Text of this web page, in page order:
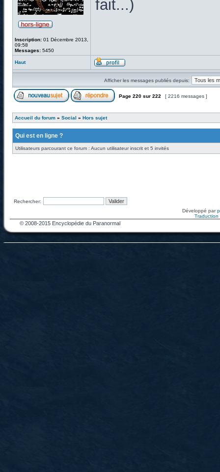
Inscription: 01 Décembre 2013,
09:58
Messages: 5450
fait...)
Haut
Afficher les messages publiés depuis:
Page 220 sur 222 [ 2216 messages ]
Accueil du forum » Social » Hors sujet
Qui est en ligne ?
Utilisateurs parcourant ce forum : Aucun utilisateur inscrit et 5 invités
Rechercher:
Développé par
Traduction
© 2008-2015 Encyclopédie du Paranormal